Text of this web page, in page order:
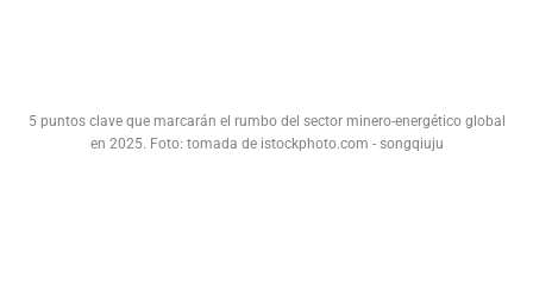
5 puntos clave que marcarán el rumbo del sector minero-energético global
en 2025. Foto: tomada de istockphoto.com - songqiuju